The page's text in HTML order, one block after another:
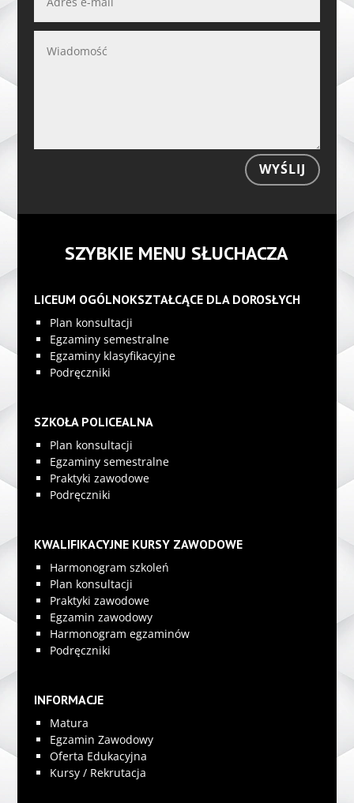
WYŚLIJ
SZYBKIE MENU SŁUCHACZA
LICEUM OGÓLNOKSZTAŁCĄCE DLA DOROSŁYCH
Plan konsultacji
Egzaminy semestralne
Egzaminy klasyfikacyjne
Podręczniki
SZKOŁA POLICEALNA
Plan konsultacji
Egzaminy semestralne
Praktyki zawodowe
Podręczniki
KWALIFIKACYJNE KURSY ZAWODOWE
Harmonogram szkoleń
Plan konsultacji
Praktyki zawodowe
Egzamin zawodowy
Harmonogram egzaminów
Podręczniki
INFORMACJE
Matura
Egzamin Zawodowy
Oferta Edukacyjna
Kursy / Rekrutacja